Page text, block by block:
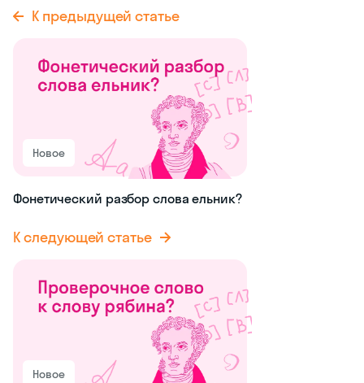
К предыдущей статье
Новое
Фонетический разбор слова ельник?
К следующей статье
Новое